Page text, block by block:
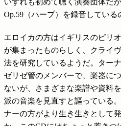
いずれも初めて聴く演奏団体だ
Op.59（ハープ）を録音している
エロイカの方はイギリスのピリ
が集まったものらしく、クライ
法を研究しているようだ。ター
ゼリゼ管のメンバーで、楽器に
ないが、さまざまな楽譜や資料
派の音楽を見直すと謳っている
ナーの方がより生き生きとして